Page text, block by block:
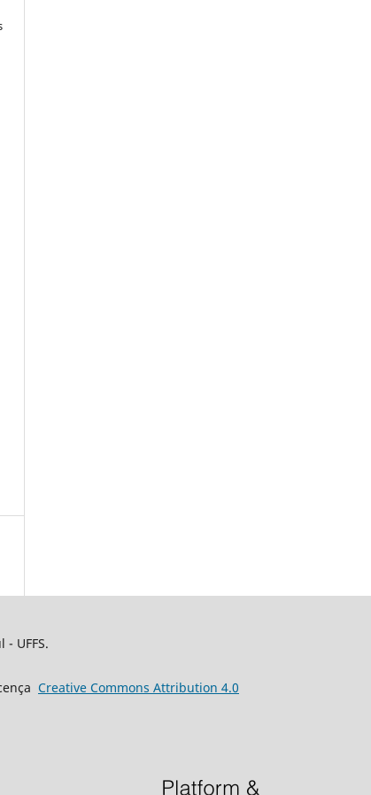
UFFS.
Creative Commons Attribution 4.0